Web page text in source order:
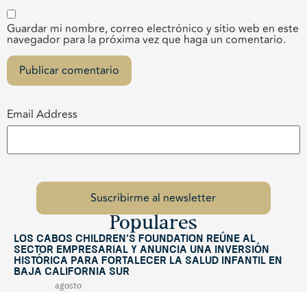
Guardar mi nombre, correo electrónico y sitio web en este
navegador para la próxima vez que haga un comentario.
Email Address
Populares
Los Cabos Children’s Foundation reúne al
sector empresarial y anuncia una inversión
histórica para fortalecer la salud infantil en
Baja California Sur
agosto